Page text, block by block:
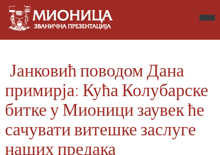
Јанковић поводом Дана
примирја: Кућа Колубарске
битке у Мионици заувек ће
сачувати витешке заслуге
наших предака